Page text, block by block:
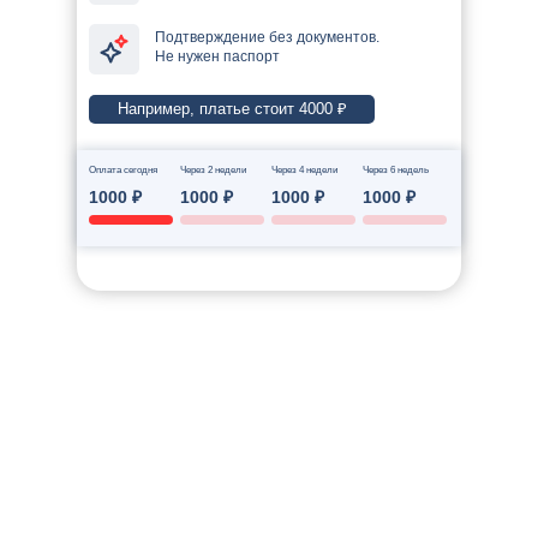
Подтверждение без документов.
Не нужен паспорт
Например, платье стоит 4000 ₽
Оплата сегодня Через 2 недели Через 4 недели Через 6 недель
1000 ₽ 1000 ₽ 1000 ₽ 1000 ₽